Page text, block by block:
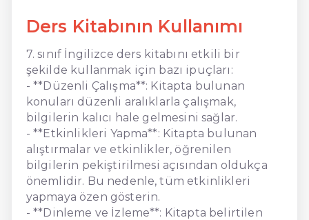
Ders Kitabının Kullanımı
7. sınıf İngilizce ders kitabını etkili bir
şekilde kullanmak için bazı ipuçları:
- **Düzenli Çalışma**: Kitapta bulunan
konuları düzenli aralıklarla çalışmak,
bilgilerin kalıcı hale gelmesini sağlar.
- **Etkinlikleri Yapma**: Kitapta bulunan
alıştırmalar ve etkinlikler, öğrenilen
bilgilerin pekiştirilmesi açısından oldukça
önemlidir. Bu nedenle, tüm etkinlikleri
yapmaya özen gösterin.
- **Dinleme ve İzleme**: Kitapta belirtilen